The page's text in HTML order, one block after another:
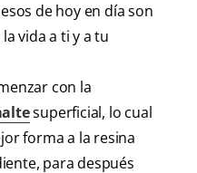
de hoy en día son
vida a ti y a tu
con la
superficial, lo cual
forma a la resina
para después